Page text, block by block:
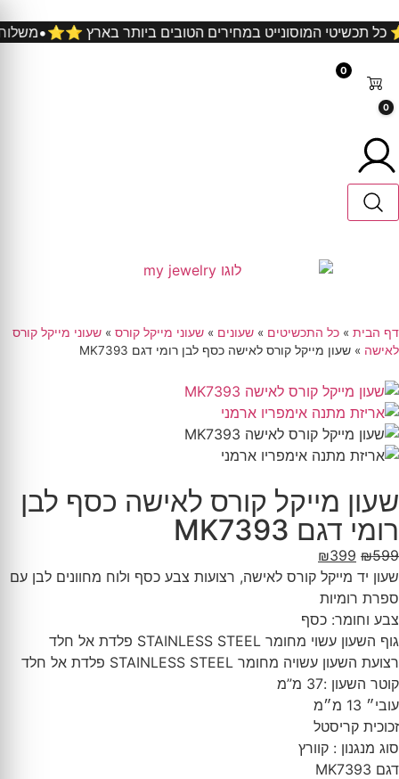
⭐️⭐️ כל תכשיטי המוסונייט במחירים הטובים ביותר בארץ
0
0
דף הבית » כל התכשיטים » שעונים » שעוני מייקל קורס » שעוני מייקל קורס
לאישה » שעון מייקל קורס לאישה כסף לבן רומי דגם MK7393
שעון מייקל קורס לאישה כסף לבן
רומי דגם MK7393
₪599
₪399
שעון יד מייקל קורס לאישה, רצועות צבע כסף ולוח מחוונים לבן עם
ספרת רומיות
צבע וחומר: כסף
גוף השעון עשוי מחומר STAINLESS STEEL פלדת אל חלד
רצועת השעון עשויה מחומר STAINLESS STEEL פלדת אל חלד
קוטר השעון :37 מ”מ
עובי״ 13 מ״מ
זכוכית קריסטל
סוג מנגנון : קוורץ
דגם MK7393